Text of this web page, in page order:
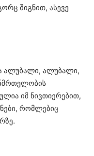
შიგნით, ასევე
ალუბალი, ალუბალი,
იმ ნივთიერებით,
რომლებიც